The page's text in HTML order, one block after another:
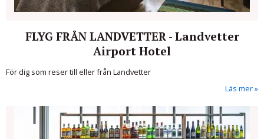
FLYG FRÅN LANDVETTER - Landvetter
Airport Hotel
För dig som reser till eller från Landvetter
Läs mer